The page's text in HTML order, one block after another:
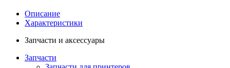
Описание
Характеристики
Запчасти и аксессуары
Запчасти